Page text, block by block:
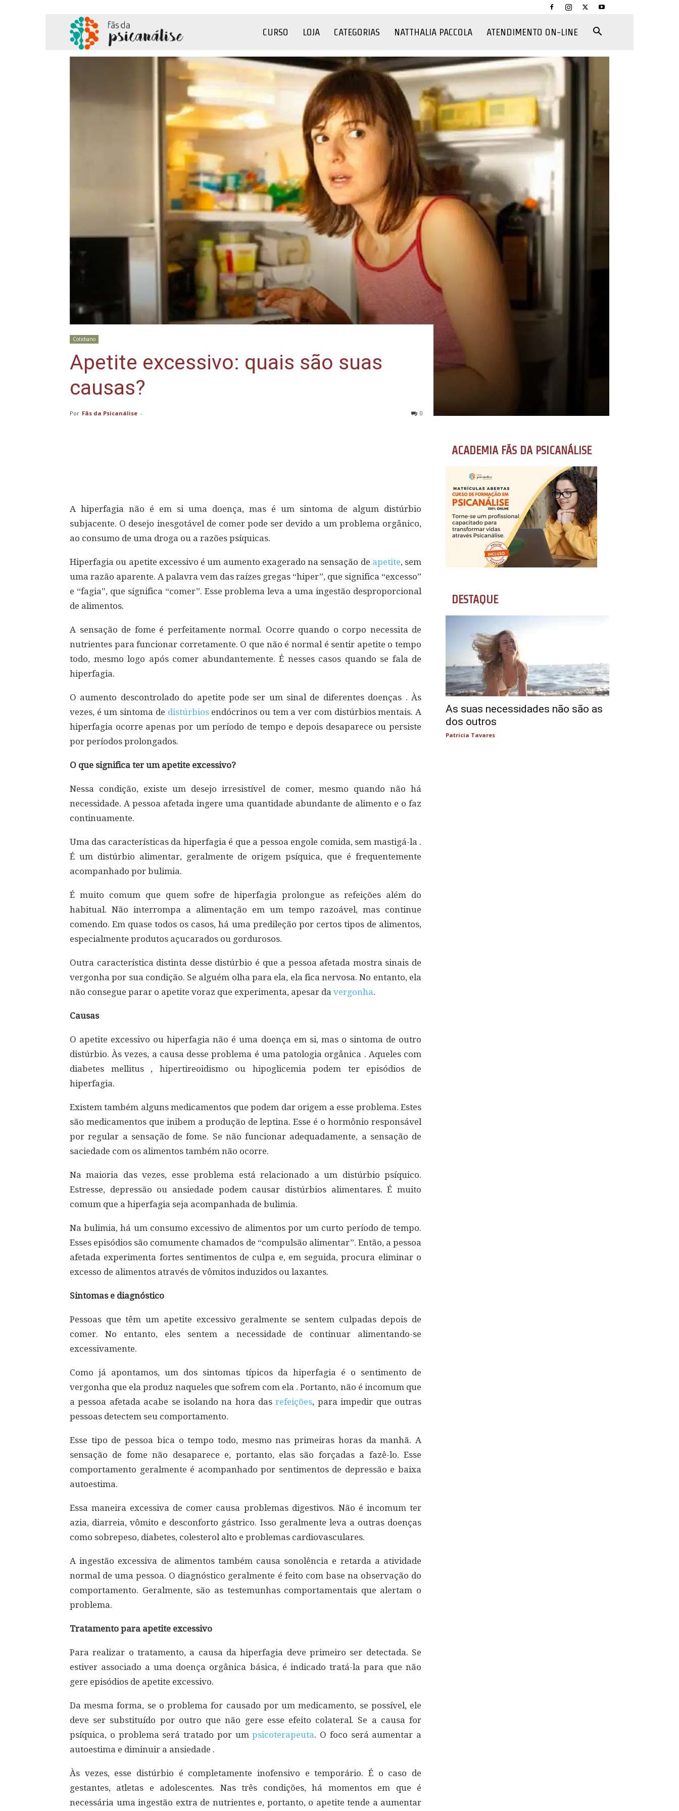
da
Psicanálise
CURSO LOJA CATEGORIAS NATTHALIA PACCOLA ATENDIMENTO ON-LINE
Cotidiano
Apetite excessivo: quais são suas
causas?
Por Fãs da Psicanálise - 0
A hiperfagia não é em si uma doença, mas é um sintoma de algum distúrbio
subjacente. O desejo inesgotável de comer pode ser devido a um problema orgânico,
ao consumo de uma droga ou a razões psíquicas.
Hiperfagia ou apetite excessivo é um aumento exagerado na sensação de apetite, sem
uma razão aparente. A palavra vem das raízes gregas “hiper”, que significa “excesso”
e “fagia”, que significa “comer”. Esse problema leva a uma ingestão desproporcional
de alimentos.
A sensação de fome é perfeitamente normal. Ocorre quando o corpo necessita de
nutrientes para funcionar corretamente. O que não é normal é sentir apetite o tempo
todo, mesmo logo após comer abundantemente. É nesses casos quando se fala de
hiperfagia.
O aumento descontrolado do apetite pode ser um sinal de diferentes doenças . Às
vezes, é um sintoma de distúrbiosendócrinos ou tem a ver com distúrbios mentais. A
hiperfagia ocorre apenas por um período de tempo e depois desaparece ou persiste
por períodos prolongados.
O que significa ter um apetite excessivo?
Nessa condição, existe um desejo irresistível de comer, mesmo quando não há
necessidade. A pessoa afetada ingere uma quantidade abundante de alimento e o faz
continuamente.
Uma das características da hiperfagia é que a pessoa engole comida, sem mastigá-la .
É um distúrbio alimentar, geralmente de origem psíquica, que é frequentemente
acompanhado por bulimia.
É muito comum que quem sofre de hiperfagia prolongue as refeições além do
habitual. Não interrompa a alimentação em um tempo razoável, mas continue
comendo. Em quase todos os casos, há uma predileção por certos tipos de alimentos,
especialmente produtos açucarados ou gordurosos.
Outra característica distinta desse distúrbio é que a pessoa afetada mostra sinais de
vergonha por sua condição. Se alguém olha para ela, ela fica nervosa. No entanto, ela
não consegue parar o apetite voraz que experimenta, apesar da vergonha.
Causas
O apetite excessivo ou hiperfagia não é uma doença em si, mas o sintoma de outro
distúrbio. Às vezes, a causa desse problema é uma patologia orgânica . Aqueles com
diabetes mellitus , hipertireoidismo ou hipoglicemia podem ter episódios de
hiperfagia.
Existem também alguns medicamentos que podem dar origem a esse problema. Estes
são medicamentos que inibem a produção de leptina. Esse é o hormônio responsável
por regular a sensação de fome. Se não funcionar adequadamente, a sensação de
saciedade com os alimentos também não ocorre.
Na maioria das vezes, esse problema está relacionado a um distúrbio psíquico.
Estresse, depressão ou ansiedade podem causar distúrbios alimentares. É muito
comum que a hiperfagia seja acompanhada de bulimia.
Na bulimia, há um consumo excessivo de alimentos por um curto período de tempo.
Esses episódios são comumente chamados de “compulsão alimentar”. Então, a pessoa
afetada experimenta fortes sentimentos de culpa e, em seguida, procura eliminar o
excesso de alimentos através de vômitos induzidos ou laxantes.
Sintomas e diagnóstico
Pessoas que têm um apetite excessivo geralmente se sentem culpadas depois de
comer. No entanto, eles sentem a necessidade de continuar alimentando-se
excessivamente.
Como já apontamos, um dos sintomas típicos da hiperfagia é o sentimento de
vergonha que ela produz naqueles que sofrem com ela . Portanto, não é incomum que
a pessoa afetada acabe se isolando na hora dasrefeições, para impedir que outras
pessoas detectem seu comportamento.
Esse tipo de pessoa bica o tempo todo, mesmo nas primeiras horas da manhã. A
sensação de fome não desaparece e, portanto, elas são forçadas a fazê-lo. Esse
comportamento geralmente é acompanhado por sentimentos de depressão e baixa
autoestima.
Essa maneira excessiva de comer causa problemas digestivos. Não é incomum ter
azia, diarreia, vômito e desconforto gástrico. Isso geralmente leva a outras doenças
como sobrepeso, diabetes, colesterol alto e problemas cardiovasculares.
A ingestão excessiva de alimentos também causa sonolência e retarda a atividade
normal de uma pessoa. O diagnóstico geralmente é feito com base na observação do
comportamento. Geralmente, são as testemunhas comportamentais que alertam o
problema.
Tratamento para apetite excessivo
Para realizar o tratamento, a causa da hiperfagia deve primeiro ser detectada. Se
estiver associado a uma doença orgânica básica, é indicado tratá-la para que não
gere episódios de apetite excessivo.
Da mesma forma, se o problema for causado por um medicamento, se possível, ele
deve ser substituído por outro que não gere esse efeito colateral. Se a causa for
psíquica, o problema será tratado por umpsicoterapeuta. O foco será aumentar a
autoestima e diminuir a ansiedade .
Às vezes, esse distúrbio é completamente inofensivo e temporário. É o caso de
gestantes, atletas e adolescentes. Nas três condições, há momentos em que é
necessária uma ingestão extra de nutrientes e, portanto, o apetite tende a aumentar
ACADEMIA FÃS DA PSICANÁLISE
DESTAQUE
As suas necessidades não são as
dos outros
Patricia Tavares